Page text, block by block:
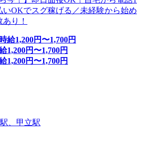
OKでスグ稼げる／未経験から始め
り！
時給1,200円〜1,700円
1,200円〜1,700円
1,200円〜1,700円
、甲立駅